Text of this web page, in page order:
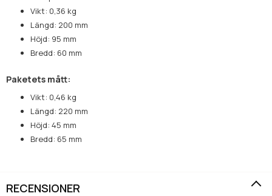
Vikt: 0,36 kg
Längd: 200 mm
Höjd: 95 mm
Bredd: 60 mm
Paketets mått:
Vikt: 0,46 kg
Längd: 220 mm
Höjd: 45 mm
Bredd: 65 mm
RECENSIONER